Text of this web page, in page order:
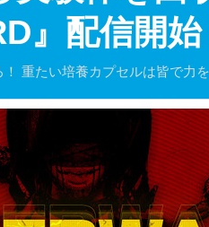
』配信開
重たい培養カプセルは皆で力